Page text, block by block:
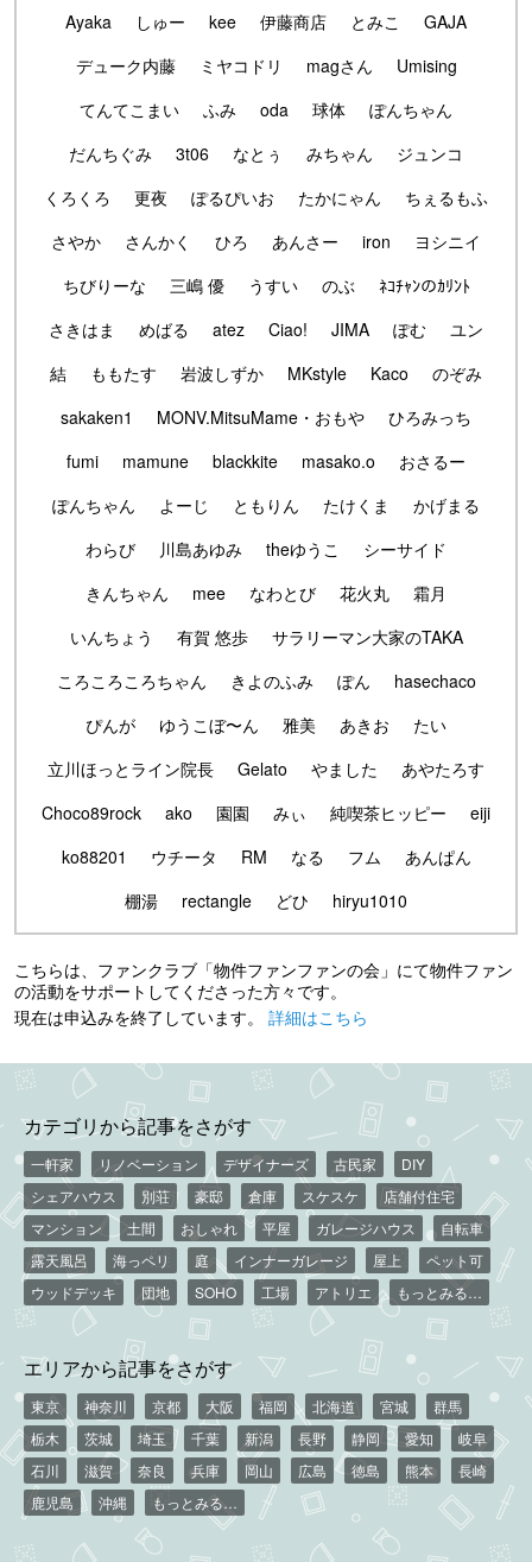
Ayaka
しゅー kee 伊藤商店 とみこ
GAJA
デューク内藤
ミヤコドリ magさん
Umising
てんてこまい
ふみ oda 球体
ぽんちゃん
だんちぐみ
3t06 なとぅ みちゃん
ジュンコ
くろくろ
更夜 ぽるぴいお たかにゃん
ちぇるもふ
さやか
さんかく ひろ あんさー iron
ヨシニイ
ちびりーな
三嶋 優 うすい のぶ
ﾈｺﾁｬﾝのｶﾘﾝﾄ
さきはま
めばる atez Ciao! JIMA ぽむ
ユン
結
ももたす 岩波しずか MKstyle Kaco
のぞみ
sakaken1
MONV.MitsuMame・おもや
ひろみっち
fumi
mamune blackkite masako.o
おさるー
ぽんちゃん
よーじ ともりん たけくま
かげまる
わらび
川島あゆみ theゆうこ
シーサイド
きんちゃん
mee なわとび 花火丸
霜月
いんちょう
有賀 悠歩
サラリーマン大家のTAKA
ころころころちゃん
きよのふみ ぽん
hasechaco
ぴんが
ゆうこぼ〜ん 雅美 あきお
たい
立川ほっとライン院長
Gelato やました
あやたろす
Choco89rock
ako 園園 みぃ 純喫茶ヒッピー
eiji
ko88201
ウチータ RM なる フム
あんぱん
棚湯
rectangle どひ hiryu1010
こちらは、ファンクラブ「物件ファンファンの会」にて物件ファン
の活動をサポートしてくださった方々です。
現在は申込みを終了しています。 詳細はこちら
カテゴリから記事をさがす
一軒家 リノベーション デザイナーズ 古民家
DIY
シェアハウス
別荘 豪邸 倉庫 スケスケ
店舗付住宅
マンション
土間 おしゃれ 平屋 ガレージハウス
自転車
露天風呂
海っペリ 庭 インナーガレージ 屋上
ペット可
ウッドデッキ
団地 SOHO 工場 アトリエ もっとみる…
エリアから記事をさがす
東京 神奈川 京都 大阪 福岡 北海道 宮城
群馬
栃木
茨城 埼玉 千葉 新潟 長野 静岡 愛知
岐阜
石川
滋賀 奈良 兵庫 岡山 広島 徳島 熊本
長崎
鹿児島
沖縄 もっとみる…